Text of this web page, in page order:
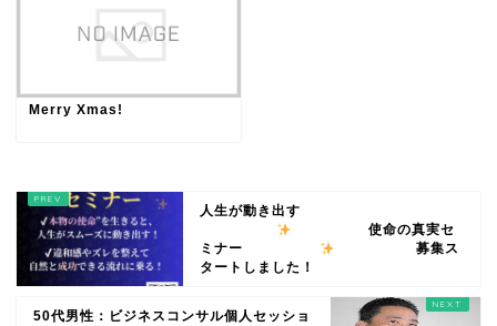
Merry Xmas!
人生が動き出す
使命の真実セ
ミナー
募集ス
タートしました！
50代男性：ビジネスコンサル個人セッショ